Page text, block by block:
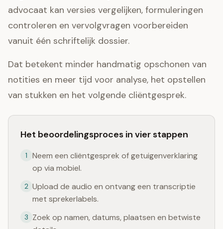
advocaat kan versies vergelijken, formuleringen
controleren en vervolgvragen voorbereiden
vanuit één schriftelijk dossier.
Dat betekent minder handmatig opschonen van
notities en meer tijd voor analyse, het opstellen
van stukken en het volgende cliëntgesprek.
Het beoordelingsproces in vier stappen
1
Neem een cliëntgesprek of getuigenverklaring
op via mobiel.
2 Upload de audio en ontvang een transcriptie
met sprekerlabels.
3 Zoek op namen, datums, plaatsen en betwiste